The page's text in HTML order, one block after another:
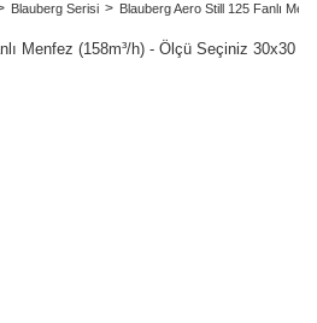
Blauberg Serisi Blauberg Aero Still 125 Fanlı